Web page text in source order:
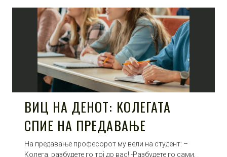
ВИЦ НА ДЕНОТ: KОЛЕГАТА
СПИЕ НА ПРЕДАВАЊЕ
На предавање професорот му вели на студент: –
Колега, разбудете го тој до вас! -Разбудете го сами,